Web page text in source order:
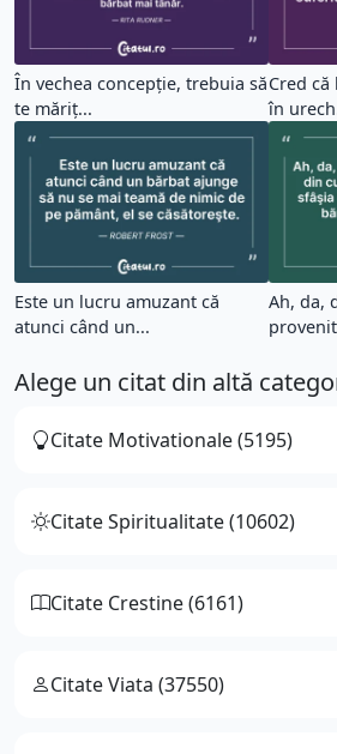
În vechea concepţie, trebuia să
te măriţ...
Cred
în
Este un lucru amuzant că
atunci când un...
Ah, da,
Alege un citat din altă
Citate Motivationale (5195)
Citate Spiritualitate (10602)
Citate Crestine (6161)
Citate Viata (37550)